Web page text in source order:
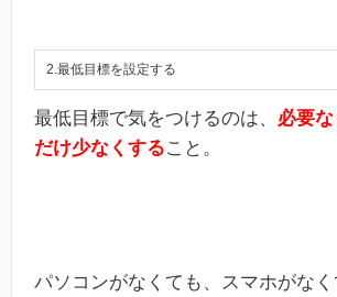
2.最低目標を設定する
最低目標で気をつけるのは、 必要
だけ少なくすること。
パソコンがなくても、スマホがな